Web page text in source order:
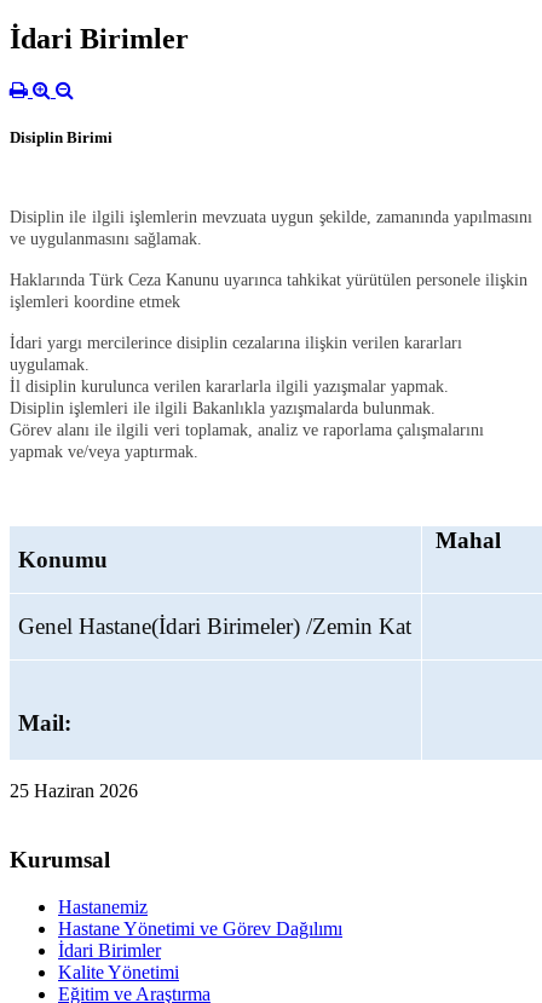
İdari Birimler
Disiplin Birimi
Disiplin ile ilgili işlemlerin mevzuata uygun şekilde, zamanında yapılmasını
ve uygulanmasını sağlamak.
Haklarında Türk Ceza Kanunu uyarınca tahkikat yürütülen personele ilişkin
işlemleri koordine etmek
İdari yargı mercilerince disiplin cezalarına ilişkin verilen kararları
uygulamak.
İl disiplin kurulunca verilen kararlarla ilgili yazışmalar yapmak.
Disiplin işlemleri ile ilgili Bakanlıkla yazışmalarda bulunmak.
Görev alanı ile ilgili veri toplamak, analiz ve raporlama çalışmalarını
yapmak ve/veya yaptırmak.
Konumu
Mahal
Genel Hastane(İdari Birimeler) /Zemin Kat
Mail:
25 Haziran 2026
Kurumsal
Hastanemiz
Hastane Yönetimi ve Görev Dağılımı
İdari Birimler
Kalite Yönetimi
Eğitim ve Araştırma